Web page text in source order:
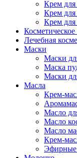
Крем для
Крем для
Крем для
Лечебная
Маски
Маски
Маска
Маски
Масла
Крем-
Масло
Масло
Масло
Крем-
Эфирные